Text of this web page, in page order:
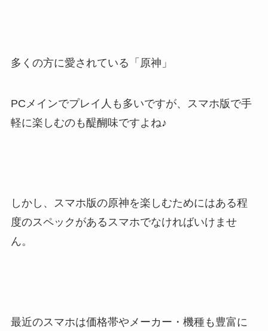
多くの方に愛されている「原神」
PCメインでプレイ人も多いですが、スマホ版で手
軽に楽しむのも醍醐味ですよね♪
しかし、スマホ版の原神を楽しむためにはある程
度のスペックがあるスマホでなければいけませ
ん。
最近のスマホは価格帯やメーカー・機種も豊富に